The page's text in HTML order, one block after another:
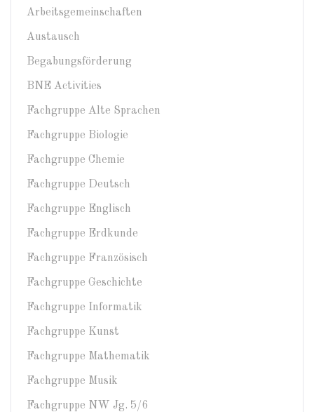
Arbeitsgemeinschaften
Austausch
Begabungsförderung
BNE Activities
Fachgruppe Alte Sprachen
Fachgruppe Biologie
Fachgruppe Chemie
Fachgruppe Deutsch
Fachgruppe Englisch
Fachgruppe Erdkunde
Fachgruppe Französisch
Fachgruppe Geschichte
Fachgruppe Informatik
Fachgruppe Kunst
Fachgruppe Mathematik
Fachgruppe Musik
Fachgruppe NW Jg. 5/6